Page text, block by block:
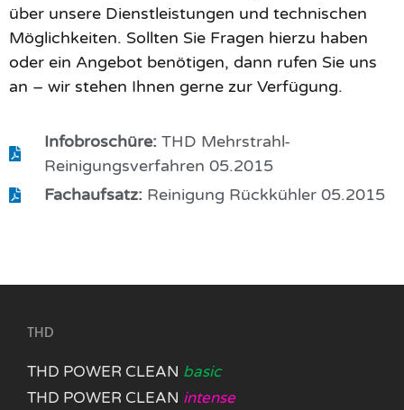
über unsere Dienstleistungen und technischen
Möglichkeiten. Sollten Sie Fragen hierzu haben
oder ein Angebot benötigen, dann rufen Sie uns
an – wir stehen Ihnen gerne zur Verfügung.
Infobroschüre: THD Mehrstrahl-
Reinigungsverfahren 05.2015
Fachaufsatz: Reinigung Rückkühler 05.2015
THD
THD POWER CLEAN basic
THD POWER CLEAN intense